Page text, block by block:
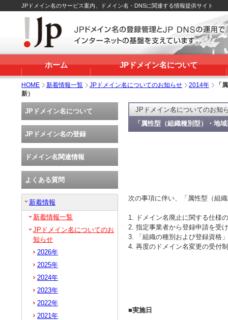
JPドメイン名のサービス案内、ドメイン名・DNSに関連する情報提供サイト
ホーム JPドメイン名について
HOME 新着情報一覧 JPドメイン名についてのお知らせ 2014年
「
新）
JPドメイン名についてのお知
「属性型（組織種別型）・地
次の事項に伴い、「属性型（組
1. ドメイン名廃止に関する仕様
2. 指定事業者から登録申請を受
3. 「組織の種別および登録資格
4. 再度のドメイン名変更の受付
■実施日
JPドメイン名について
JPドメイン名の登録
ドメイン名関連情報
よくある質問
新着情報
新着情報一覧
JPドメイン名についてのお
知らせ
2026年
2025年
2024年
2023年
2022年
2021年